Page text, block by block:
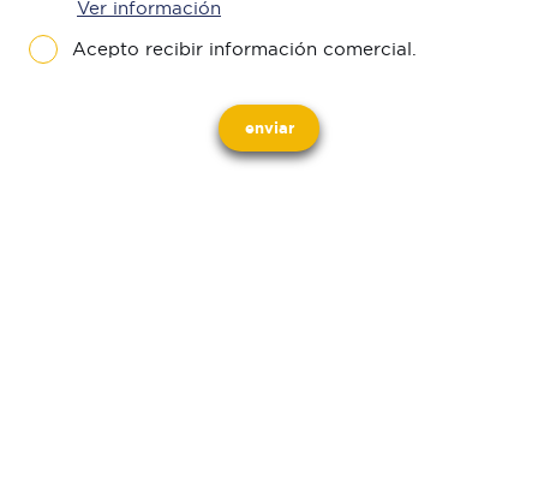
Ver información
Acepto recibir información comercial.
enviar